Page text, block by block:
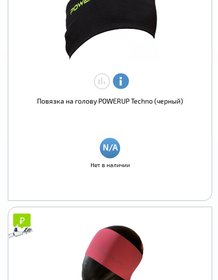
Повязка на голову POWERUP Techno (черный)
Нет в наличии
₽
₽